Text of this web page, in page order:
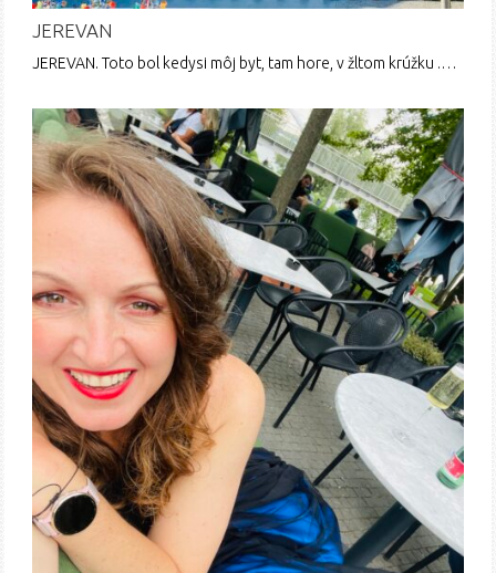
JEREVAN
JEREVAN. Toto bol kedysi môj byt, tam hore, v žltom krúžku .…